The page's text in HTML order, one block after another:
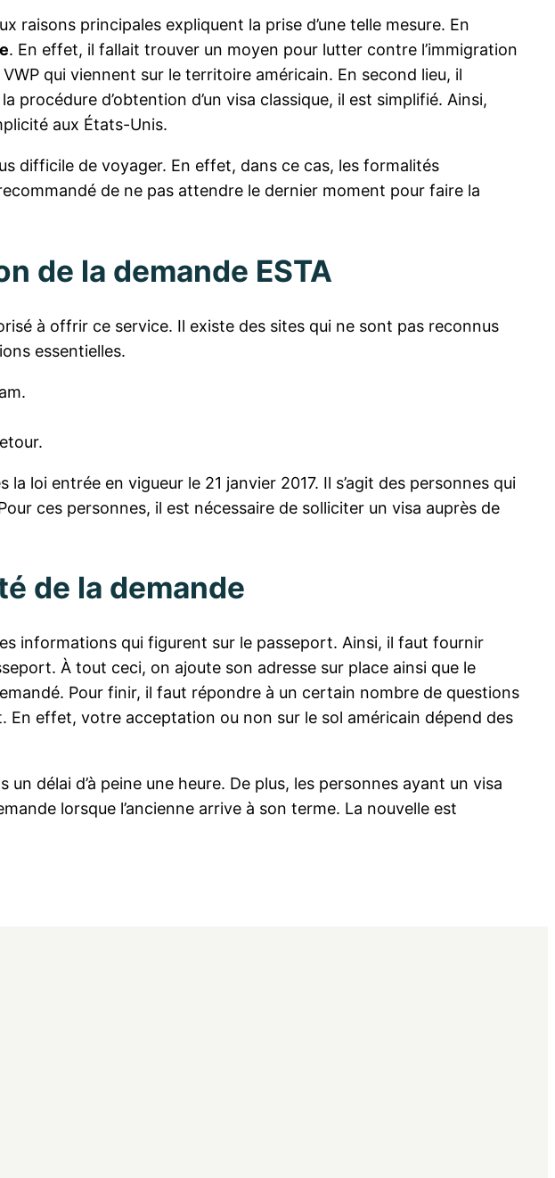
raisons principales expliquent la prise d’une telle mesure. En
. En effet, il fallait trouver un moyen pour lutter contre l’immigration
qui viennent sur le territoire américain. En second lieu, il
procédure d’obtention d’un visa classique, il est simplifié. Ainsi,
aux États-Unis.
difficile de voyager. En effet, dans ce cas, les formalités
de ne pas attendre le dernier moment pour faire la
de la demande ESTA
à offrir ce service. Il existe des sites qui ne sont pas reconnus
essentielles.
loi entrée en vigueur le 21 janvier 2017. Il s’agit des personnes qui
ces personnes, il est nécessaire de solliciter un visa auprès de
de la demande
informations qui figurent sur le passeport. Ainsi, il faut fournir
À tout ceci, on ajoute son adresse sur place ainsi que le
Pour finir, il faut répondre à un certain nombre de questions
En effet, votre acceptation ou non sur le sol américain dépend des
délai d’à peine une heure. De plus, les personnes ayant un visa
lorsque l’ancienne arrive à son terme. La nouvelle est